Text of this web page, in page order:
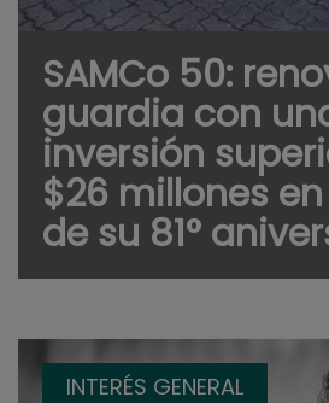
SAMCo 50:
guardia con
inversión
$26 millones
de su 81°
INTERÉS GENERAL